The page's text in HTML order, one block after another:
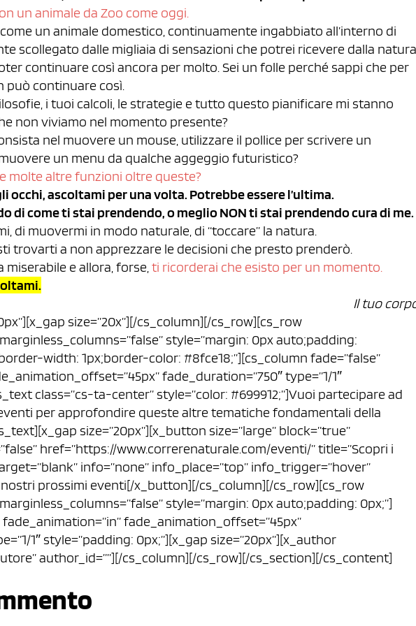
un animale da Zoo come oggi.
un animale domestico, continuamente ingabbiato all’interno di
scollegato dalle migliaia di sensazioni che potrei ricevere dalla
continuare così ancora per molto. Sei un folle perché sappi che per
può continuare così.
i tuoi calcoli, le strategie e tutto questo pianificare mi stanno
non viviamo nel momento presente?
nel muovere un mouse, utilizzare il pollice per scrivere un
un menu da qualche aggeggio futuristico?
molte altre funzioni oltre queste?
occhi, ascoltami per una volta. Potrebbe essere l’ultima.
di come ti stai prendendo, o meglio NON ti stai prendendo cura di me.
di muovermi in modo naturale, di “toccare” la natura.
trovarti a non apprezzare le decisioni che presto prenderò.
e allora, forse,ti ricorderai che esisto per un momento.
Il tuo
size=”20x”][/cs_column][/cs_row][cs_row
style=”margin: 0px auto;padding:
width: 1px;border-color: #8fce18;”][cs_column fade=”false”
fade_duration=”750″ type=”1/1″
class=”cs-ta-center” style=”color: #699912;”]Vuoi partecipare ad
per approfondire queste altre tematiche fondamentali della
size=”20px”][x_button size=”large” block=”true”
href=”https://www.correrenaturale.com/eventi/” title=”Scopri i
info=”none” info_place=”top” info_trigger=”hover”
nostri prossimi eventi[/x_button][/cs_column][/cs_row][cs_row
style=”margin: 0px auto;padding: 0px;”]
fade_animation_offset=”45px”
1″ style=”padding: 0px;”][x_gap size=”20px”][x_author
author_id=””][/cs_column][/cs_row][/cs_section][/cs_content]